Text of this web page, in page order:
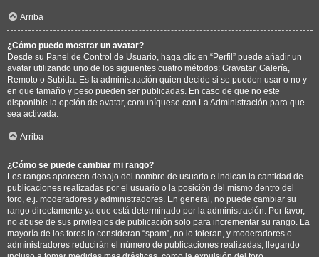
Arriba
¿Cómo puedo mostrar un avatar?
Desde su Panel de Control de Usuario, haga clic en “Perfil” puede añadir un
avatar utilizando uno de los siguientes cuatro métodos: Gravatar, Galería,
Remoto o Subida. Es la administración quien decide si se pueden usar o no y
en que tamaño y peso pueden ser publicadas. En caso de que no este
disponible la opción de avatar, comuníquese con La Administración para que
sea activada.
Arriba
¿Cómo se puede cambiar mi rango?
Los rangos aparecen debajo del nombre de usuario e indican la cantidad de
publicaciones realizadas por el usuario o la posición del mismo dentro del
foro, e.j. moderadores y administradores. En general, no puede cambiar su
rango directamente ya que está determinado por la administración. Por favor,
no abuse de sus privilegios de publicación solo para incrementar su rango. La
mayoría de los foros lo consideran “spam”, no lo toleran, y moderadores o
administradores reducirán el número de publicaciones realizadas, llegando